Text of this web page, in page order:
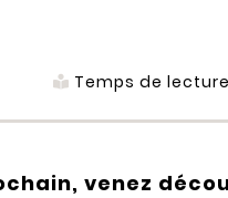
Temps de
venez